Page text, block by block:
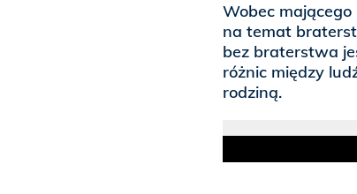
Wobec
na temat
bez braterstwa
różnic między
rodziną.